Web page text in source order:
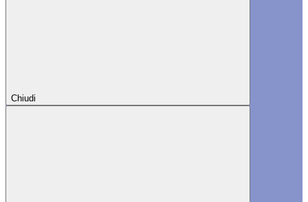
Chiudi